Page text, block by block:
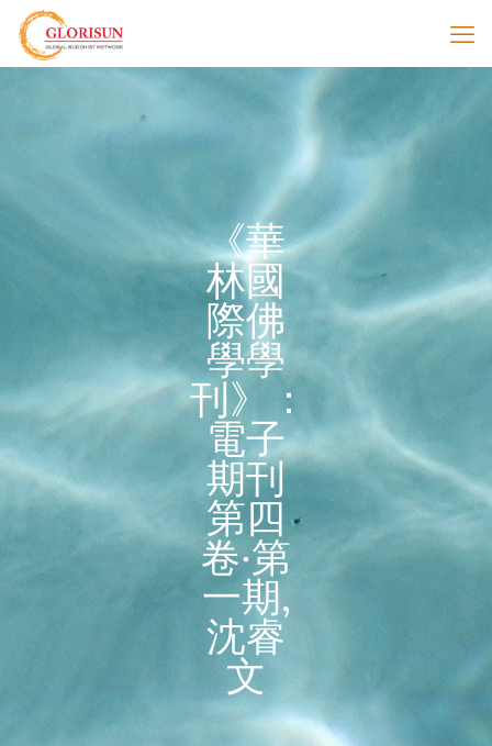
《華
林國
際佛
學學
刊》：
電子
期刊
第四
卷‧第
一期,
沈睿
文